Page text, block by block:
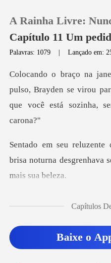
Loja
Sair
A Rainha Livre:
Capítulo 11 Um
Palavras: 1079 |Lançado em:
so, Brayden se virou
que
brisa noturna desgrenhava
Capítulos
Baixe o